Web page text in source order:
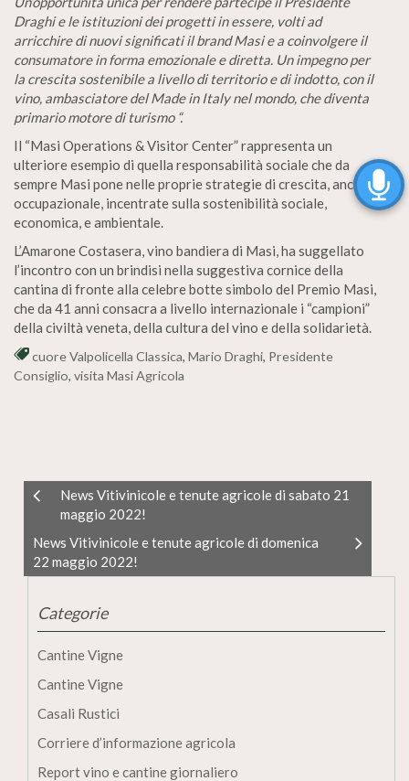
Draghi e le istituzioni dei progetti in essere, volti ad
arricchire di nuovi significati il brand Masi e a coinvolgere il
consumatore in forma emozionale e diretta. Un impegno per
la crescita sostenibile a livello di territorio e di indotto, con il
vino, ambasciatore del Made in Italy nel mondo, che diventa
primario motore di turismo “.
Il “Masi Operations & Visitor Center” rappresenta un
ulteriore esempio di quella responsabilità sociale che da
sempre Masi pone nelle proprie strategie di crescita, anche
occupazionale, incentrate sulla sostenibilità sociale,
economica, e ambientale.
L’Amarone Costasera, vino bandiera di Masi, ha suggellato
l’incontro con un brindisi nella suggestiva cornice della
cantina di fronte alla celebre botte simbolo del Premio Masi,
che da 41 anni consacra a livello internazionale i “campioni”
della civiltà veneta, della cultura del vino e della solidarietà.
cuore Valpolicella Classica, Mario Draghi, Presidente
Consiglio, visita Masi Agricola
News Vitivinicole e tenute agricole di sabato 21
maggio 2022!
News Vitivinicole e tenute agricole di domenica
22 maggio 2022!
Categorie
Cantine Vigne
Cantine Vigne
Casali Rustici
Corriere d’informazione agricola
Report vino e cantine giornaliero